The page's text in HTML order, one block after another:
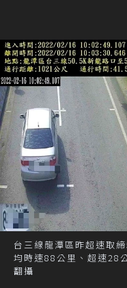
台三線龍潭區昨超速取
均時速88公里、超速28
翻攝